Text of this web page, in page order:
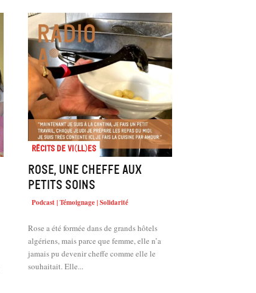
Récits de Vi(ll)es
Rose, une cheffe aux
petits soins
Podcast | Témoignage | Solidarité
Rose a été formée dans de grands hôtels
algériens, mais parce que femme, elle n’a
jamais pu devenir cheffe comme elle le
souhaitait. Elle...